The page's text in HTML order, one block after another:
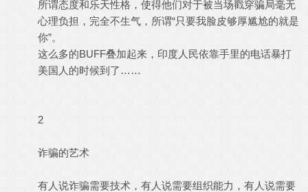
所谓态度和乐天性格，使得他们对于被当场戳穿骗局毫无
心理负担，完全不生气，所谓“只要我脸皮够厚尴尬的就是
你”。
这么多的BUFF叠加起来，印度人民依靠手里的电话暴打
美国人的时候到了……
2
诈骗的艺术
有人说诈骗需要技术，有人说需要组织能力，有人说需要